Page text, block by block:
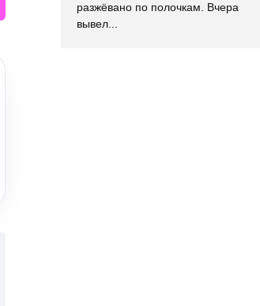
разжёвано по полочкам. Вчера
вывел...